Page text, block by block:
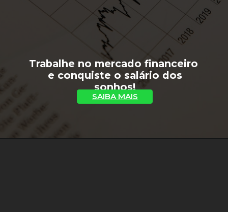
Trabalhe no mercado financeiro
e conquiste o salário dos
sonhos!
SAIBA MAIS